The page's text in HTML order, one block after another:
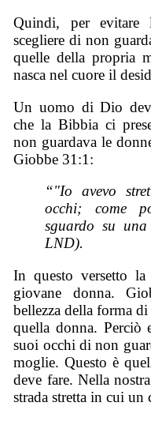
Quindi, per evitare
scegliere di non
quelle della propria
nasca nel cuore il
Un uomo di Dio
che la Bibbia ci
non guardava le
Giobbe 31:1:
“"Io avevo
occhi; come
sguardo su
LND).
In questo versetto la
giovane donna.
bellezza della forma
quella donna.
suoi occhi di non
moglie. Questo è
deve fare. Nella
strada stretta in cui un